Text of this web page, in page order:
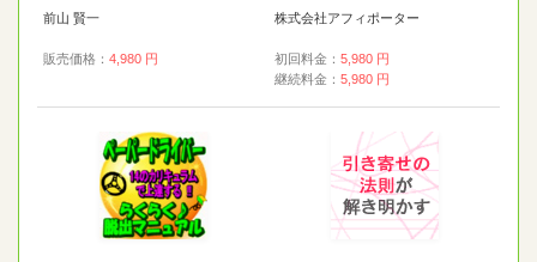
前山 賢一
販売価格： 4,980 円
株式会社アフィポーター
初回料金： 5,980 円
継続料金： 5,980 円